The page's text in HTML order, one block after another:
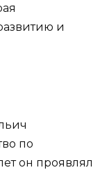
и
по
он проявлял